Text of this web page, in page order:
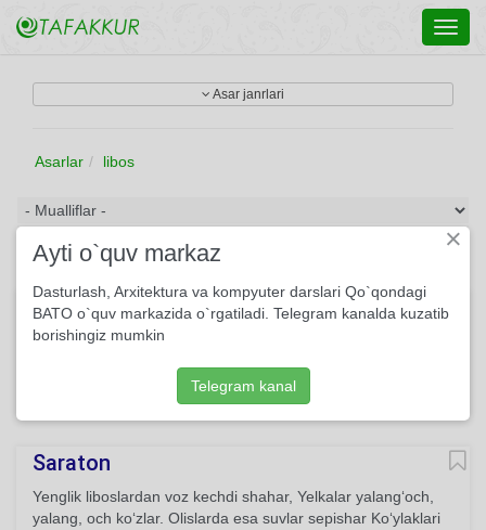
Asar janrlari
Asarlar libos
Ilk she'rning yozilishi haqida ballada
Ko‘kda uchar qirqta kabutar, Bir o‘spirin yugurar yerda.
Usmon Azim
Saraton
Yenglik liboslardan voz kechdi shahar, Yelkalar yalang‘och,
yalang, och ko‘zlar. Olislarda esa suvlar sepishar Ko‘ylaklari
×
Ayti o`quv markaz
Dasturlash, Arxitektura va kompyuter darslari Qo`qondagi
BATO o`quv markazida o`rgatiladi. Telegram kanalda kuzatib
borishingiz mumkin
Telegram kanal